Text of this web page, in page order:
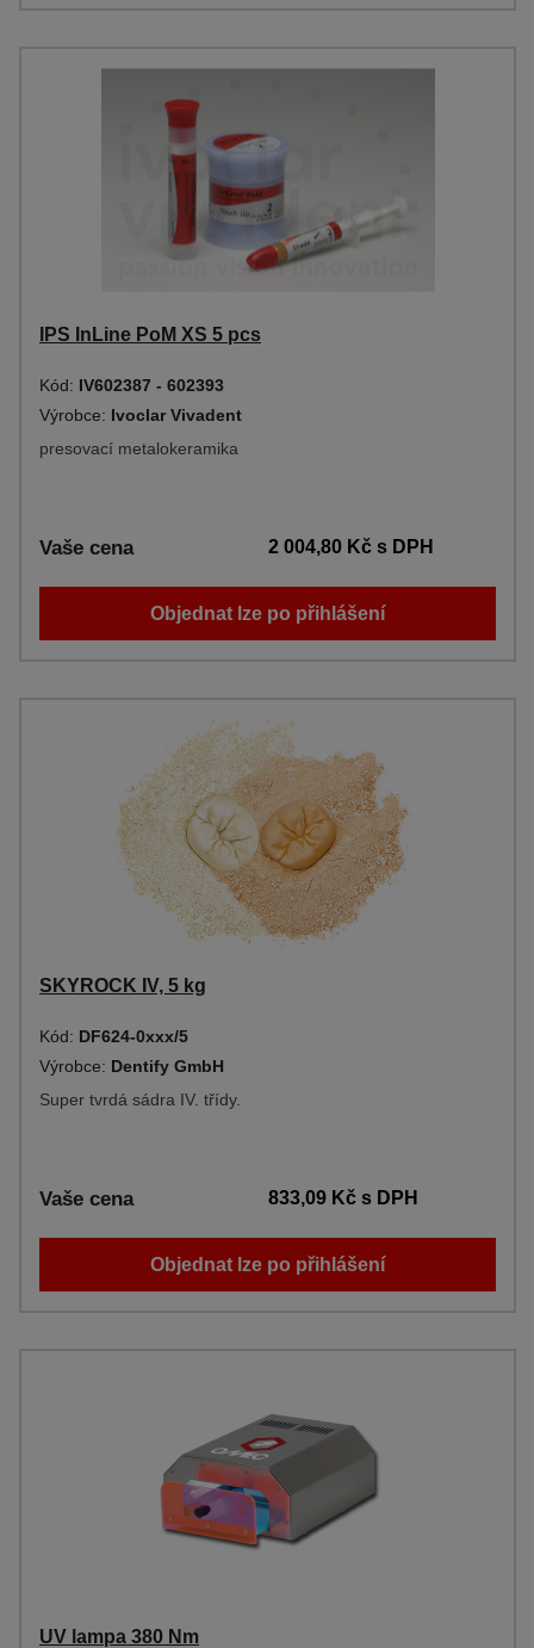
IPS InLine PoM XS 5 pcs
Kód: IV602387 - 602393
Výrobce: Ivoclar Vivadent
presovací metalokeramika
Vaše cena 2 004,80 Kčs DPH
Objednat lze po přihlášení
SKYROCK IV, 5 kg
Kód: DF624-0xxx/5
Výrobce: Dentify GmbH
Super tvrdá sádra IV. třídy.
Vaše cena 833,09 Kčs DPH
Objednat lze po přihlášení
UV lampa 380 Nm